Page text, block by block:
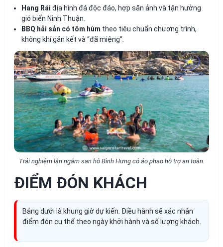
Hang Rái địa hình đá độc đáo, hợp săn ảnh và tận hưởng
gió biển Ninh Thuận.
BBQ hải sản có tôm hùm theo tiêu chuẩn chương trình,
không khí gắn kết và “đã miệng”.
Trải nghiệm lặn ngắm san hô Bình Hưng có áo phao hỗ trợ an toàn.
ĐIỂM ĐÓN KHÁCH
Bảng dưới là khung giờ dự kiến. Điều hành sẽ xác nhận
điểm đón cụ thể theo ngày khởi hành và số lượng khách.